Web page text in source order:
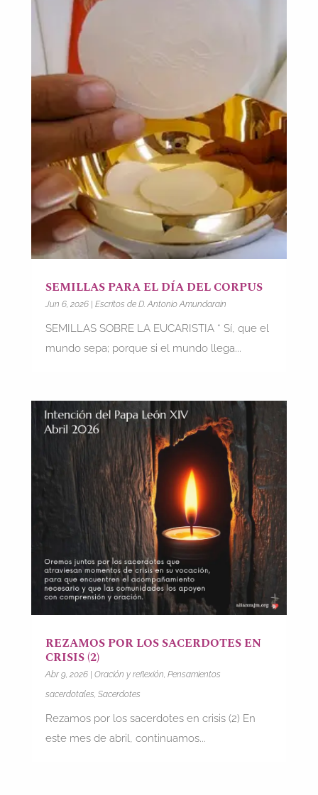
SEMILLAS PARA EL DÍA DEL CORPUS
Jun 6, 2026| Escritos de D. Antonio Amundarain
SEMILLAS SOBRE LA EUCARISTIA * Sí, que el
mundo sepa; porque si el mundo llega...
REZAMOS POR LOS SACERDOTES EN
CRISIS (2)
Abr 9, 2026| Oración y reflexión Pensamientos
sacerdotales Sacerdotes
Rezamos por los sacerdotes en crisis (2) En
este mes de abril, continuamos...